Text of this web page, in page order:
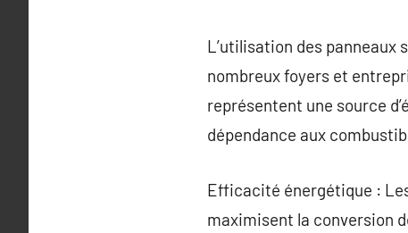
L’utilisation des panneaux
nombreux foyers et
représentent une source
dépendance aux
Efficacité énergétique :
maximisent la conversion